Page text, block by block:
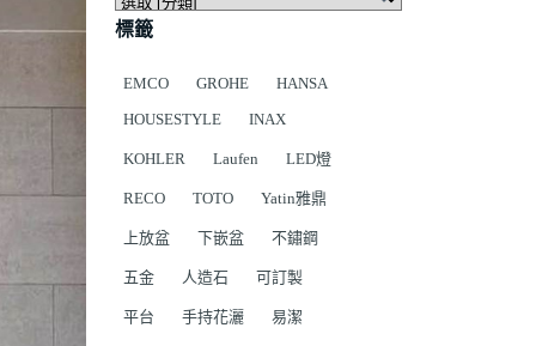
標籤
EMCO GROHE
HANSA
HOUSESTYLE
INAX
KOHLER Laufen LED燈
RECO TOTO Yatin雅鼎
上放盆 下嵌盆 不鏽鋼
五金 人造石 可訂製
平台 手持花灑 易潔